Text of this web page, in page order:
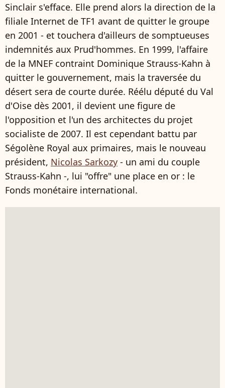
Sinclair s'efface. Elle prend alors la direction de la
filiale Internet de TF1 avant de quitter le groupe
en 2001 - et touchera d'ailleurs de somptueuses
indemnités aux Prud'hommes. En 1999, l'affaire
de la MNEF contraint Dominique Strauss-Kahn à
quitter le gouvernement, mais la traversée du
désert sera de courte durée. Réélu député du Val
d'Oise dès 2001, il devient une figure de
l'opposition et l'un des architectes du projet
socialiste de 2007. Il est cependant battu par
Ségolène Royal aux primaires, mais le nouveau
président, Nicolas Sarkozy - un ami du couple
Strauss-Kahn -, lui "offre" une place en or : le
Fonds monétaire international.